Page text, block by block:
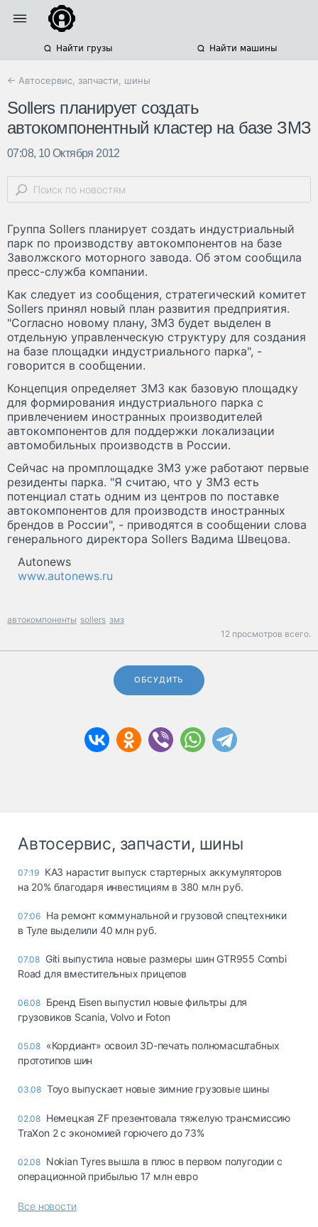
Найти грузы Найти машины
← Автосервис, запчасти, шины
Sollers планирует создать
автокомпонентный кластер на базе ЗМЗ
07:08, 10 Октября 2012
Группа Sollers планирует создать индустриальный
парк по производству автокомпонентов на базе
Заволжского моторного завода. Об этом сообщила
пресс-служба компании.
Как следует из сообщения, стратегический комитет
Sollers принял новый план развития предприятия.
"Согласно новому плану, ЗМЗ будет выделен в
отдельную управленческую структуру для создания
на базе площадки индустриального парка", -
говорится в сообщении.
Концепция определяет ЗМЗ как базовую площадку
для формирования индустриального парка с
привлечением иностранных производителей
автокомпонентов для поддержки локализации
автомобильных производств в России.
Сейчас на промплощадке ЗМЗ уже работают первые
резиденты парка. "Я считаю, что у ЗМЗ есть
потенциал стать одним из центров по поставке
автокомпонентов для производств иностранных
брендов в России", - приводятся в сообщении слова
генерального директора Sollers Вадима Швецова.
Autonews
www.autonews.ru
автокомпоненты sollers змз
12 просмотров всего.
ОБСУДИТЬ
Автосервис, запчасти, шины
07:19 КАЗ нарастит выпуск стартерных аккумуляторов
на 20% благодаря инвестициям в 380 млн руб.
07:06 На ремонт коммунальной и грузовой спецтехники
в Туле выделили 40 млн руб.
07.08 Giti выпустила новые размеры шин GTR955 Combi
Road для вместительных прицепов
06.08 Бренд Eisen выпустил новые фильтры для
грузовиков Scania, Volvo и Foton
05.08 «Кордиант» освоил 3D-печать полномасштабных
прототипов шин
03.08 Toyo выпускает новые зимние грузовые шины
02.08 Немецкая ZF презентовала тяжелую трансмиссию
TraXon 2 с экономией горючего до 73%
02.08 Nokian Tyres вышла в плюс в первом полугодии с
операционной прибылью 17 млн евро
Все новости